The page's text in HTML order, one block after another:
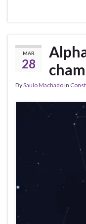
MAR
28
BySaulo Machadoin